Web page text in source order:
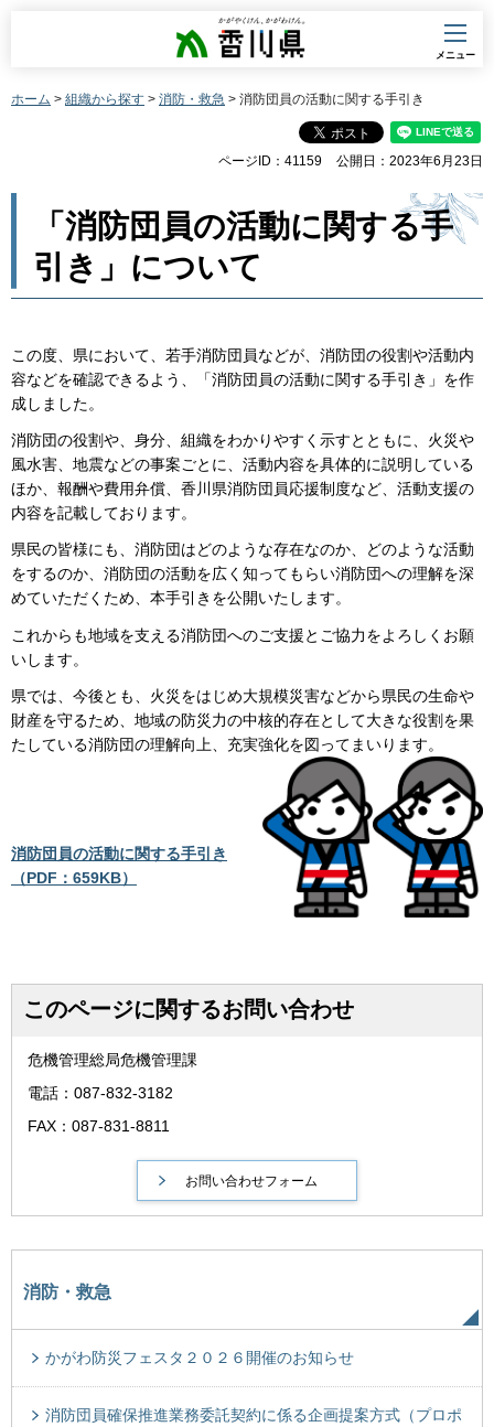
香川県
メニュー
ホーム > 組織から探す > 消防・救急 > 消防団員の活動に関する手引き
ページID：41159 公開日：2023年6月23日
「消防団員の活動に関する手
引き」について
この度、県において、若手消防団員などが、消防団の役割や活動内
容などを確認できるよう、「消防団員の活動に関する手引き」を作
成しました。
消防団の役割や、身分、組織をわかりやすく示すとともに、火災や
風水害、地震などの事案ごとに、活動内容を具体的に説明している
ほか、報酬や費用弁償、香川県消防団員応援制度など、活動支援の
内容を記載しております。
県民の皆様にも、消防団はどのような存在なのか、どのような活動
をするのか、消防団の活動を広く知ってもらい消防団への理解を深
めていただくため、本手引きを公開いたします。
これからも地域を支える消防団へのご支援とご協力をよろしくお願
いします。
県では、今後とも、火災をはじめ大規模災害などから県民の生命や
財産を守るため、地域の防災力の中核的存在として大きな役割を果
たしている消防団の理解向上、充実強化を図ってまいります。
消防団員の活動に関する手引き
（PDF：659KB）
このページに関するお問い合わせ
危機管理総局危機管理課
電話：087-832-3182
FAX：087-831-8811
消防・救急
かがわ防災フェスタ２０２６開催のお知らせ
消防団員確保推進業務委託契約に係る企画提案方式（プロポ